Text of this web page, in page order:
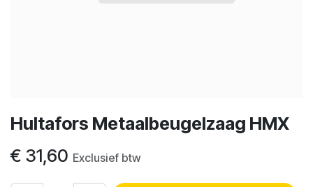
Hultafors Metaalbeugelzaag HMX
€ 31,60 Exclusief btw